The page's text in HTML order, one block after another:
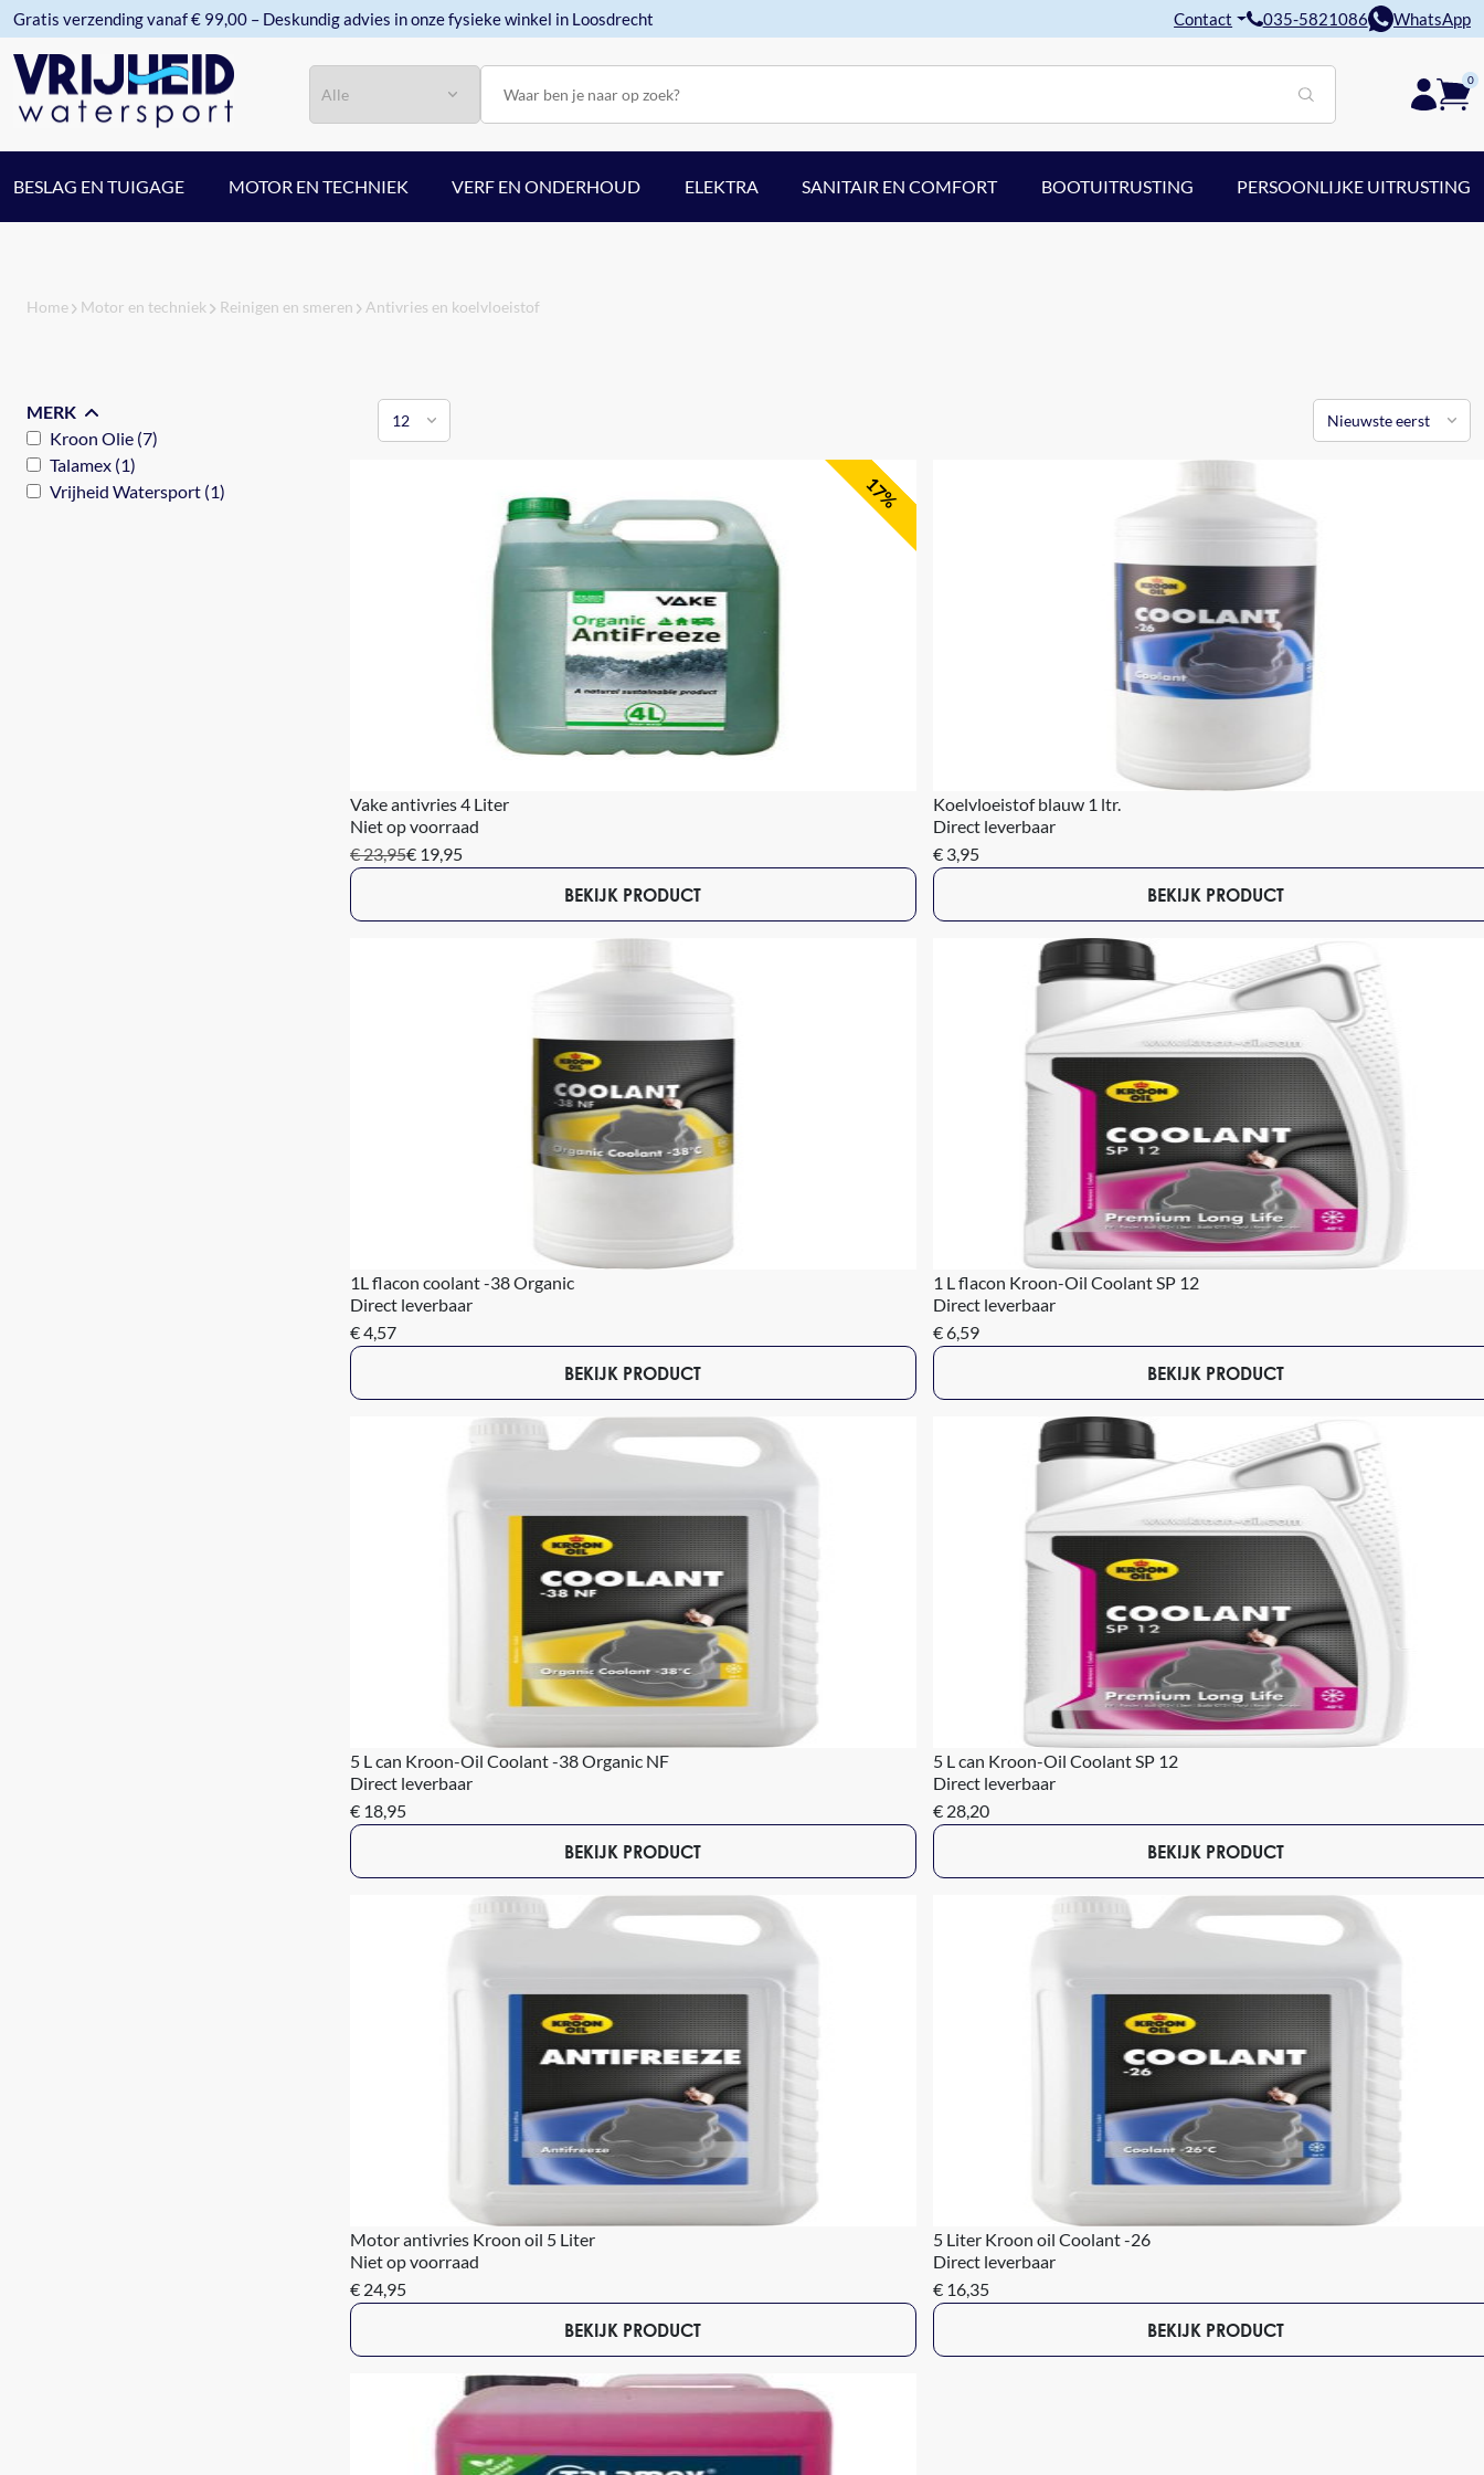
Gratis verzending vanaf € 99,00 – Deskundig advies in onze fysieke winkel in Loosdrecht Contact 035-5821086 WhatsApp
0
BESLAG EN TUIGAGE MOTOR EN TECHNIEK VERF EN ONDERHOUD ELEKTRA SANITAIR EN COMFORT BOOTUITRUSTING PERSOONLIJKE UITRUSTING
Home Motor en techniek Reinigen en smeren Antivries en koelvloeistof
MERK
Kroon Olie (7)
Talamex (1)
Vrijheid Watersport (1)
17%
Vake antivries 4 Liter
Niet op voorraad
€ 23,95€ 19,95
BEKIJK PRODUCT
Koelvloeistof blauw 1 ltr.
Direct leverbaar
€ 3,95
BEKIJK PRODUCT
1L flacon coolant -38 Organic
Direct leverbaar
€ 4,57
BEKIJK PRODUCT
1 L flacon Kroon-Oil Coolant SP 12
Direct leverbaar
€ 6,59
BEKIJK PRODUCT
5 L can Kroon-Oil Coolant -38 Organic NF
Direct leverbaar
€ 18,95
BEKIJK PRODUCT
5 L can Kroon-Oil Coolant SP 12
Direct leverbaar
€ 28,20
BEKIJK PRODUCT
Motor antivries Kroon oil 5 Liter
Niet op voorraad
€ 24,95
BEKIJK PRODUCT
5 Liter Kroon oil Coolant -26
Direct leverbaar
€ 16,35
BEKIJK PRODUCT